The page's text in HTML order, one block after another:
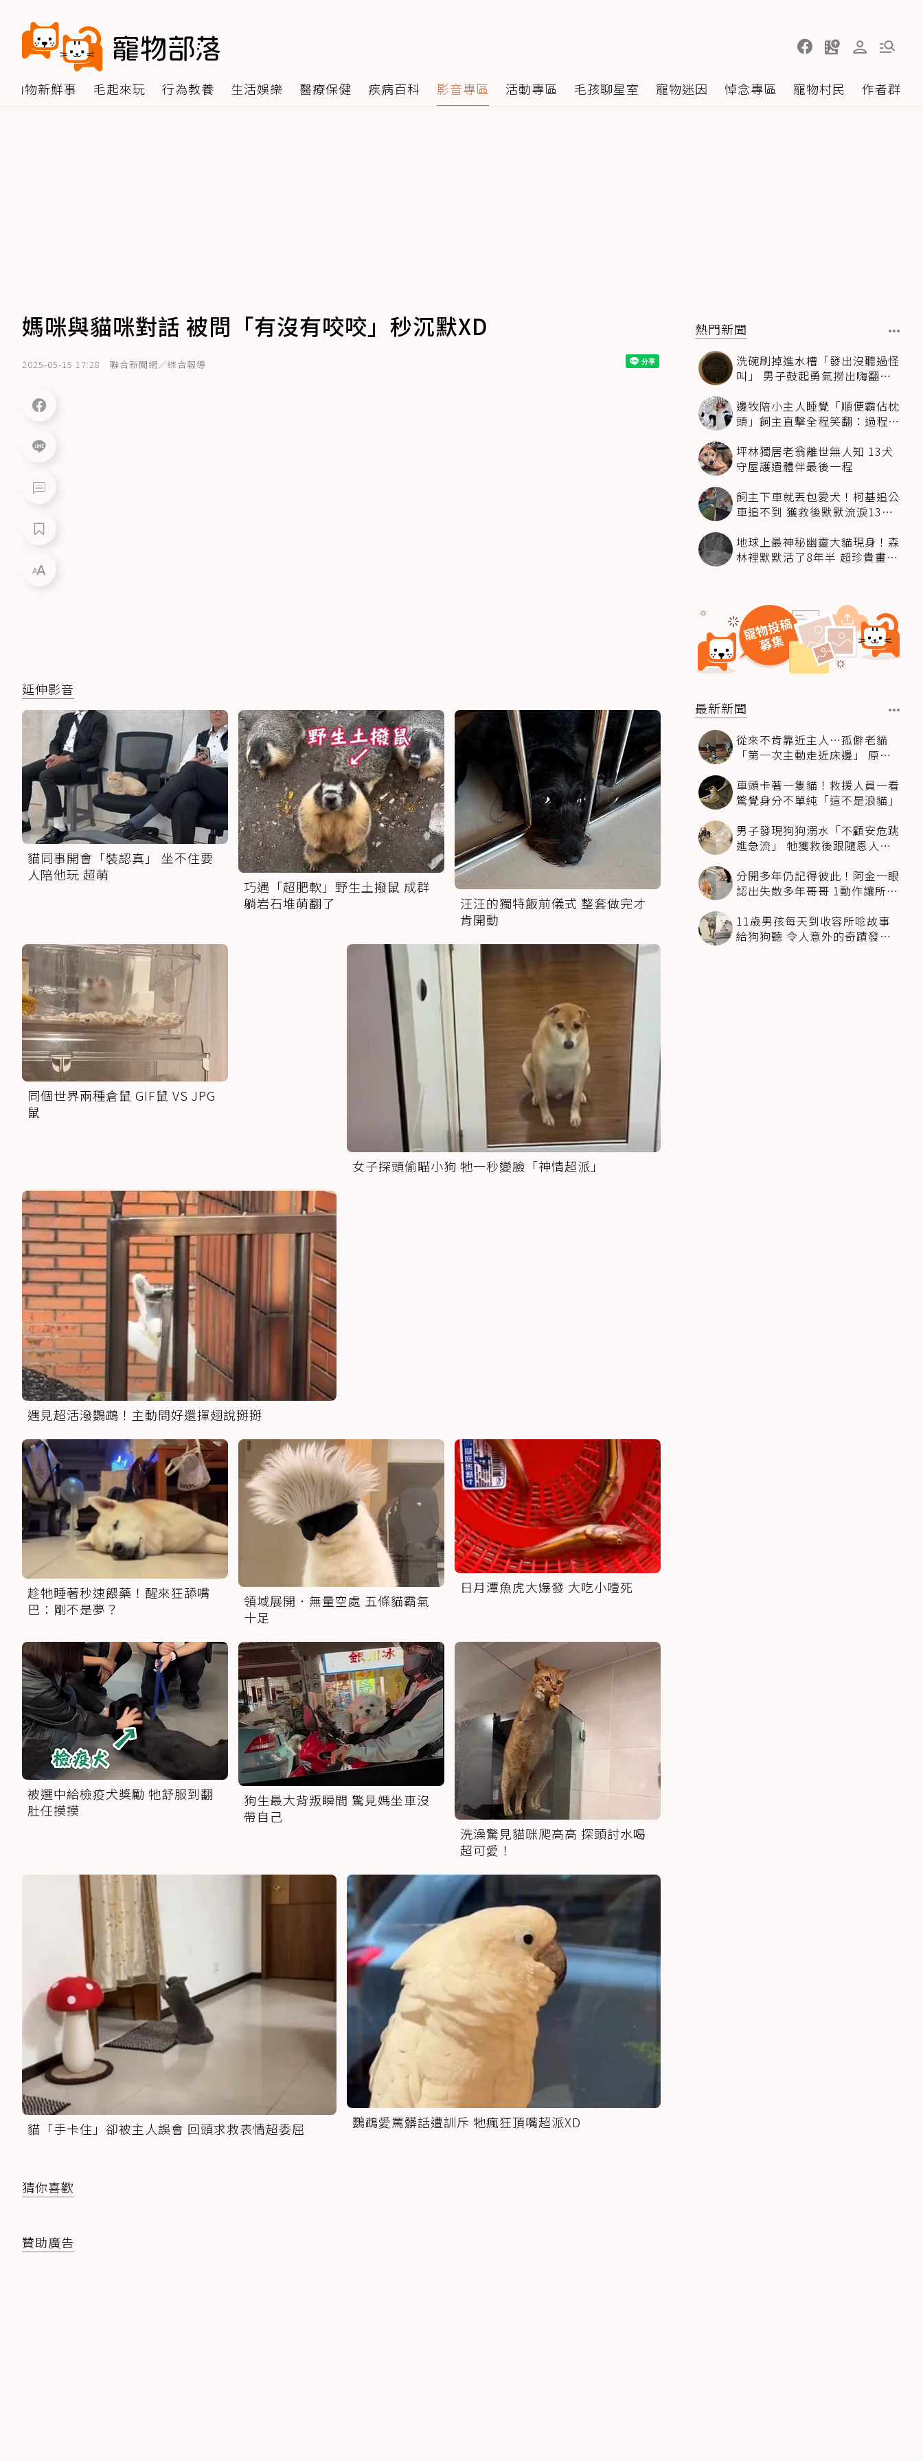
動物新鮮事 毛起來玩 行為教養 生活娛樂 醫療保健 疾病百科 影音專區 活動專區 毛孩聊星室 寵物迷因 悼念專區 寵物村民 作者群
媽咪與貓咪對話 被問「有沒有咬咬」秒沉默XD
2025-05-15 17:28 聯合新聞網／綜合報導
延伸影音
貓同事開會「裝認真」 坐不住要
人陪他玩 超萌
巧遇「超肥軟」野生土撥鼠 成群
躺岩石堆萌翻了
汪汪的獨特飯前儀式 整套做完才
肯開動
同個世界兩種倉鼠 GIF鼠 VS JPG
鼠
女子探頭偷瞄小狗 牠一秒變臉「神情超派」
遇見超活潑鸚鵡！主動問好還揮翅說掰掰
趁牠睡著秒速餵藥！醒來狂舔嘴
巴：剛不是夢？
領域展開．無量空處 五條貓霸氣
十足
日月潭魚虎大爆發 大吃小噎死
被選中給檢疫犬獎勵 牠舒服到翻
肚任摸摸
狗生最大背叛瞬間 驚見媽坐車沒
帶自己
洗澡驚見貓咪爬高高 探頭討水喝
超可愛！
貓「手卡住」卻被主人誤會 回頭求救表情超委屈 鸚鵡愛罵髒話遭訓斥 牠瘋狂頂嘴超派XD
猜你喜歡
贊助廣告
熱門新聞
洗碗刷掉進水槽「發出沒聽過怪
叫」 男子鼓起勇氣撈出嗨翻：
邊牧陪小主人睡覺「順便霸佔枕
頭」飼主直擊全程笑翻：過程絲
坪林獨居老翁離世無人知 13犬
守屋護遺體伴最後一程
飼主下車就丟包愛犬！柯基追公
車追不到 獲救後默默流淚13萬
地球上最神秘幽靈大貓現身！森
林裡默默活了8年半 超珍貴畫面
最新新聞
從來不肯靠近主人…孤僻老貓
「第一次主動走近床邊」 原因
車頭卡著一隻貓！救援人員一看
驚覺身分不單純「這不是浪貓」
男子發現狗狗溺水「不顧安危跳
進急流」 牠獲救後跟隨恩人不
分開多年仍記得彼此！阿金一眼
認出失散多年哥哥 1動作讓所有
11歲男孩每天到收容所唸故事
給狗狗聽 令人意外的奇蹟發生